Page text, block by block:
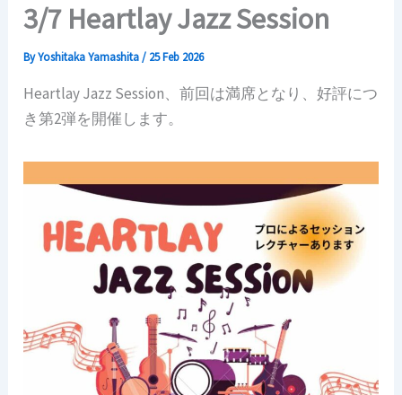
3/7 Heartlay Jazz Session
ByYoshitaka Yamashita/ 25 Feb 2026
Heartlay Jazz Session、前回は満席となり、好評につ
き第2弾を開催します。